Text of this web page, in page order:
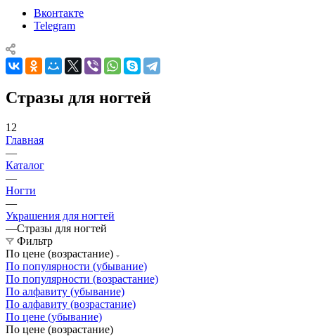
Вконтакте
Telegram
Стразы для ногтей
12
Главная
—
Каталог
—
Ногти
—
Украшения для ногтей
—Стразы для ногтей
Фильтр
По цене (возрастание)
По популярности (убывание)
По популярности (возрастание)
По алфавиту (убывание)
По алфавиту (возрастание)
По цене (убывание)
По цене (возрастание)